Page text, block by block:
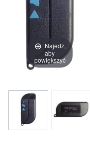
Najedź,
aby
powiększyć